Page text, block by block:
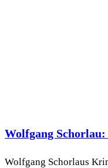
Wolfgang
Wolfgang Schorlaus